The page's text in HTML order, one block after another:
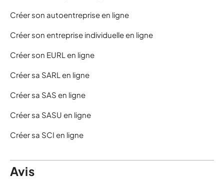
Créer son autoentreprise en ligne
Créer son entreprise individuelle en ligne
Créer son EURL en ligne
Créer sa SARL en ligne
Créer sa SAS en ligne
Créer sa SASU en ligne
Créer sa SCI en ligne
Avis